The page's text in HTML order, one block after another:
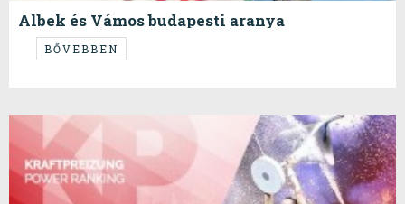
Albek és Vámos budapesti aranya
...teljesen megérdemelt...
BŐVEBBEN